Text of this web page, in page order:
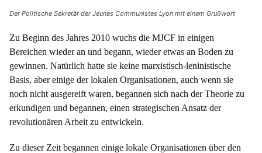
Der Politische Sekretär der Jeunes Communistes Lyon mit einem Grußwort
Zu Beginn des Jahres 2010 wuchs die MJCF in einigen
Bereichen wieder an und begann, wieder etwas an Boden zu
gewinnen. Natürlich hatte sie keine marxistisch-leninistische
Basis, aber einige der lokalen Organisationen, auch wenn sie
noch nicht ausgereift waren, begannen sich nach der Theorie zu
erkundigen und begannen, einen strategischen Ansatz der
revolutionären Arbeit zu entwickeln.
Zu dieser Zeit begannen einige lokale Organisationen über den